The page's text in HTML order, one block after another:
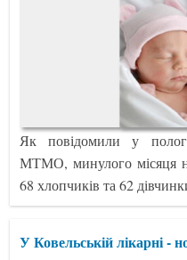
Як повідомили у
МТМО, минулого місяця
68 хлопчиків та 62
У Ковельській лікарні -